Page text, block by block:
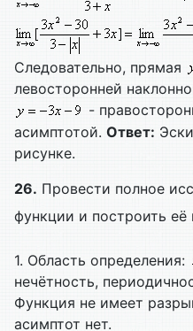
Следовательно, прямая
левосторонней
-
асимптотой. Ответ:
рисунке.
26. Провести полное
функции и построить её
1. Область определения:
нечётность,
Функция не имеет
асимптот нет.